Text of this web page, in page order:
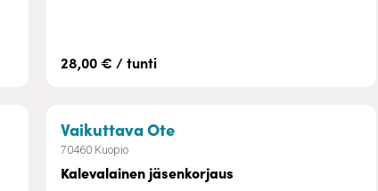
28,00 € / tunti
Vaikuttava Ote– Kalevalainen jäsenkorjaus
70460 Kuopio
Kalevalainen jäsenkorjaus